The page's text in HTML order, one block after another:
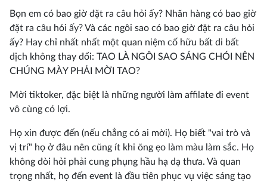
Bọn em có bao giờ đặt ra câu hỏi ấy? Nhãn hàng có bao giờ
đặt ra câu hỏi ấy? Và các ngôi sao có bao giờ đặt ra câu hỏi
ấy? Hay chỉ nhất nhất một quan niệm cố hữu bất di bất
dịch không thay đổi: TAO LÀ NGÔI SAO SÁNG CHÓI NÊN
CHÚNG MÀY PHẢI MỜI TAO?
Mời tiktoker, đặc biệt là những người làm affilate đi event
vô cùng có lợi.
Họ xin được đến (nếu chẳng có ai mời). Họ biết "vai trò và
vị trí" họ ở đâu nên cũng ít khi õng ẹo làm màu làm sắc. Họ
không đòi hỏi phải cung phụng hầu hạ dạ thưa. Và quan
trọng nhất, họ đến event là đầu tiên phục vụ việc sáng tạo